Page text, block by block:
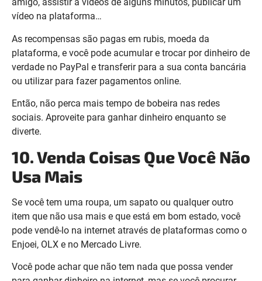
amigo, assistir a vídeos de alguns minutos, publicar um
vídeo na plataforma…
As recompensas são pagas em rubis, moeda da
plataforma, e você pode acumular e trocar por dinheiro de
verdade no PayPal e transferir para a sua conta bancária
ou utilizar para fazer pagamentos online.
Então, não perca mais tempo de bobeira nas redes
sociais. Aproveite para ganhar dinheiro enquanto se
diverte.
10. Venda Coisas Que Você Não
Usa Mais
Se você tem uma roupa, um sapato ou qualquer outro
item que não usa mais e que está em bom estado, você
pode vendê-lo na internet através de plataformas como o
Enjoei, OLX e no Mercado Livre.
Você pode achar que não tem nada que possa vender